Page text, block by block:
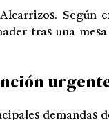
Según
tras una
demandas